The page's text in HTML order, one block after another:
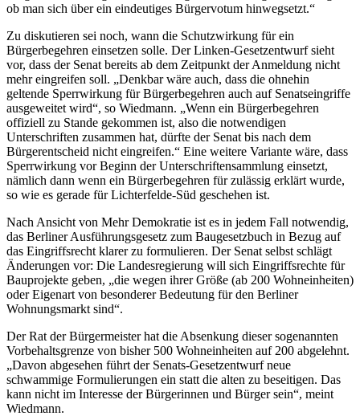
ob man sich über ein eindeutiges Bürgervotum hinwegsetzt.“
Zu diskutieren sei noch, wann die Schutzwirkung für ein
Bürgerbegehren einsetzen solle. Der Linken-Gesetzentwurf sieht
vor, dass der Senat bereits ab dem Zeitpunkt der Anmeldung nicht
mehr eingreifen soll. „Denkbar wäre auch, dass die ohnehin
geltende Sperrwirkung für Bürgerbegehren auch auf Senatseingriffe
ausgeweitet wird“, so Wiedmann. „Wenn ein Bürgerbegehren
offiziell zu Stande gekommen ist, also die notwendigen
Unterschriften zusammen hat, dürfte der Senat bis nach dem
Bürgerentscheid nicht eingreifen.“ Eine weitere Variante wäre, dass
Sperrwirkung vor Beginn der Unterschriftensammlung einsetzt,
nämlich dann wenn ein Bürgerbegehren für zulässig erklärt wurde,
so wie es gerade für Lichterfelde-Süd geschehen ist.
Nach Ansicht von Mehr Demokratie ist es in jedem Fall notwendig,
das Berliner Ausführungsgesetz zum Baugesetzbuch in Bezug auf
das Eingriffsrecht klarer zu formulieren. Der Senat selbst schlägt
Änderungen vor: Die Landesregierung will sich Eingriffsrechte für
Bauprojekte geben, „die wegen ihrer Größe (ab 200 Wohneinheiten)
oder Eigenart von besonderer Bedeutung für den Berliner
Wohnungsmarkt sind“.
Der Rat der Bürgermeister hat die Absenkung dieser sogenannten
Vorbehaltsgrenze von bisher 500 Wohneinheiten auf 200 abgelehnt.
„Davon abgesehen führt der Senats-Gesetzentwurf neue
schwammige Formulierungen ein statt die alten zu beseitigen. Das
kann nicht im Interesse der Bürgerinnen und Bürger sein“, meint
Wiedmann.